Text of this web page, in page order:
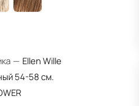
— Ellen Wille
54-58 см.